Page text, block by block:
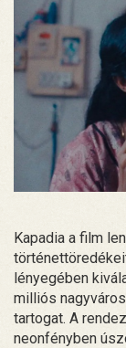
Kapadia a film
lényegében
milliós
tartogat. A
neonfényben